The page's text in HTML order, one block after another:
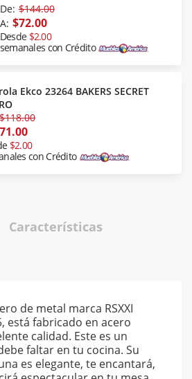
De: $144.00
A: $72.00
Desde $2.00
semanales con Crédito
Ekco 23264 BAKERS SECRET
$118.00
$2.00
con Crédito
Características
de metal marca RSXXI
está fabricado en acero
calidad. Este es un
faltar en tu cocina. Su
es elegante, te encantará,